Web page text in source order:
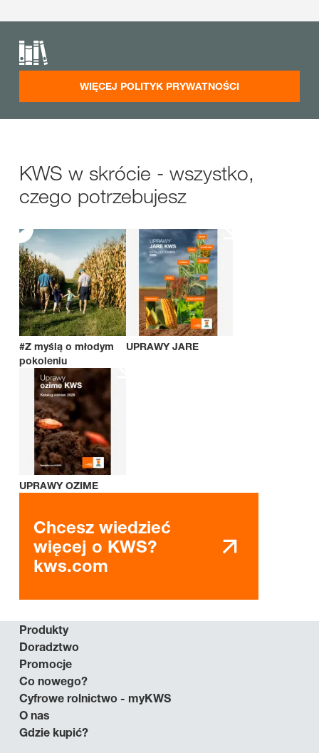
WIĘCEJ POLITYK PRYWATNOŚCI
KWS w skrócie - wszystko,
czego potrzebujesz
#Z myślą o młodym
pokoleniu
UPRAWY JARE
UPRAWY OZIME
Chcesz wiedzieć
więcej o KWS?
kws.com
Produkty
Doradztwo
Promocje
Co nowego?
Cyfrowe rolnictwo - myKWS
O nas
Gdzie kupić?